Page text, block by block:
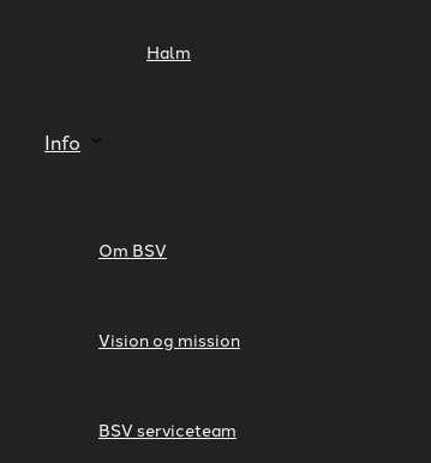
Halm
Info
Om BSV
Vision og mission
BSV serviceteam